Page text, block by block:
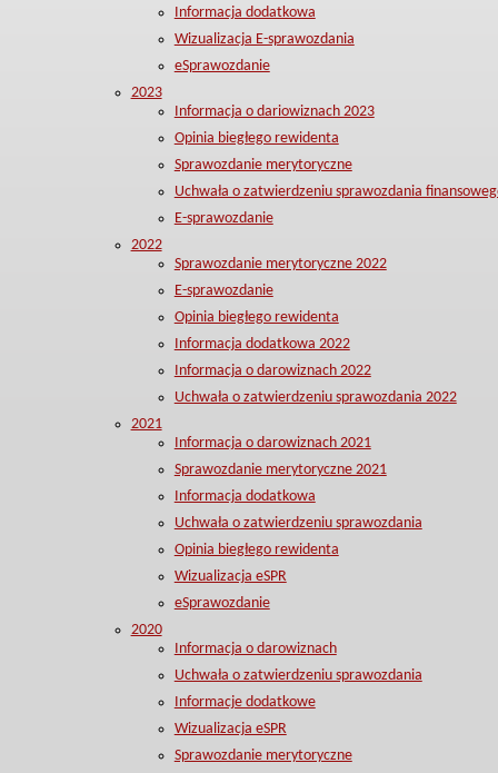
Informacja dodatkowa
Wizualizacja E-sprawozdania
eSprawozdanie
2023
Informacja o dariowiznach 2023
Opinia biegłego rewidenta
Sprawozdanie merytoryczne
Uchwała o zatwierdzeniu sprawozdania
E-sprawozdanie
2022
Sprawozdanie merytoryczne 2022
E-sprawozdanie
Opinia biegłego rewidenta
Informacja dodatkowa 2022
Informacja o darowiznach 2022
Uchwała o zatwierdzeniu sprawozdania 2022
2021
Informacja o darowiznach 2021
Sprawozdanie merytoryczne 2021
Informacja dodatkowa
Uchwała o zatwierdzeniu sprawozdania
Opinia biegłego rewidenta
Wizualizacja eSPR
eSprawozdanie
2020
Informacja o darowiznach
Uchwała o zatwierdzeniu sprawozdania
Informacje dodatkowe
Wizualizacja eSPR
Sprawozdanie merytoryczne